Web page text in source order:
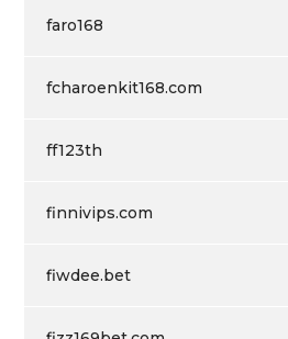
faro168
fcharoenkit168.com
ff123th
finnivips.com
fiwdee.bet